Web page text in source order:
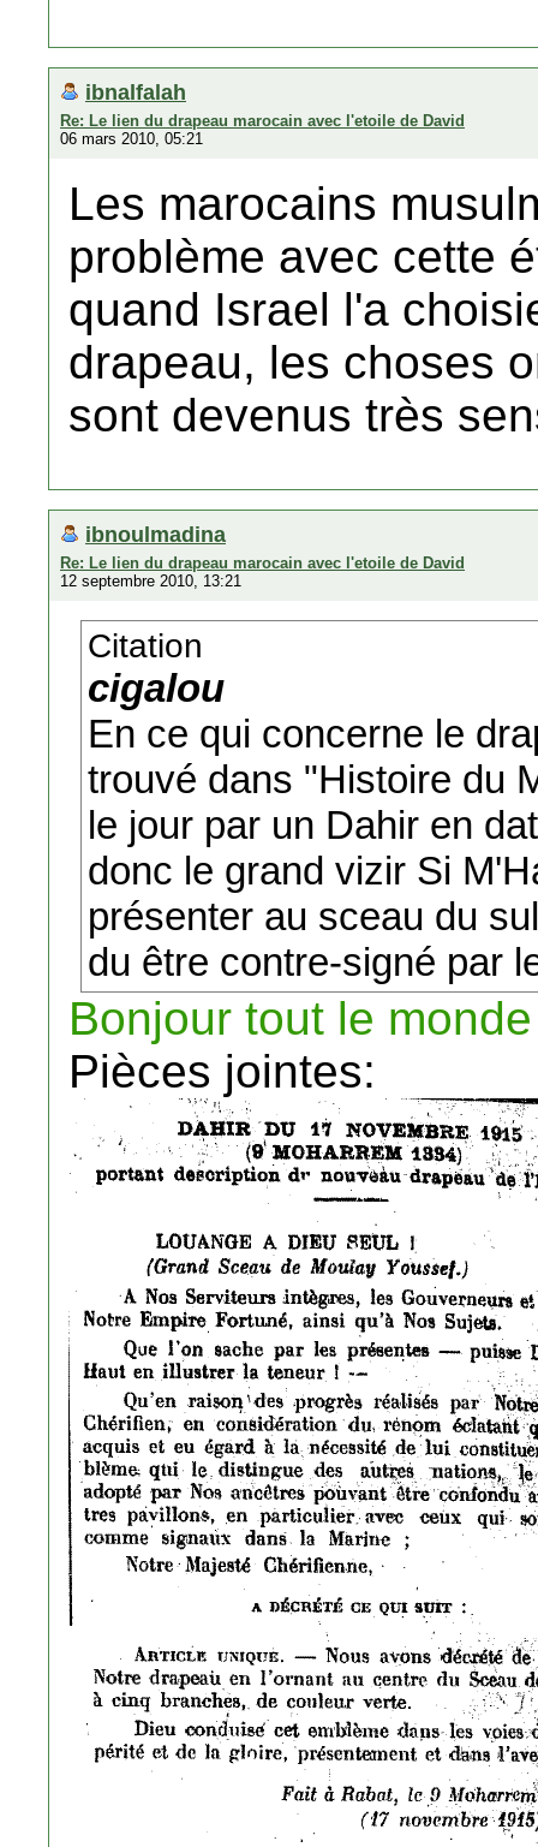
ibnalfalah
Re: Le lien du drapeau marocain avec l'etoile de David
06 mars 2010, 05:21
Les marocains
problème avec cette
quand Israel l'a
drapeau, les choses
sont devenus très
ibnoulmadina
Re: Le lien du drapeau marocain avec l'etoile de David
12 septembre 2010, 13:21
Citation
cigalou
En ce qui concerne le
trouvé dans "Histoire du
le jour par un Dahir en
donc le grand vizir Si
présenter au sceau du
du être contre-signé par
Bonjour tout le monde
Pièces jointes: